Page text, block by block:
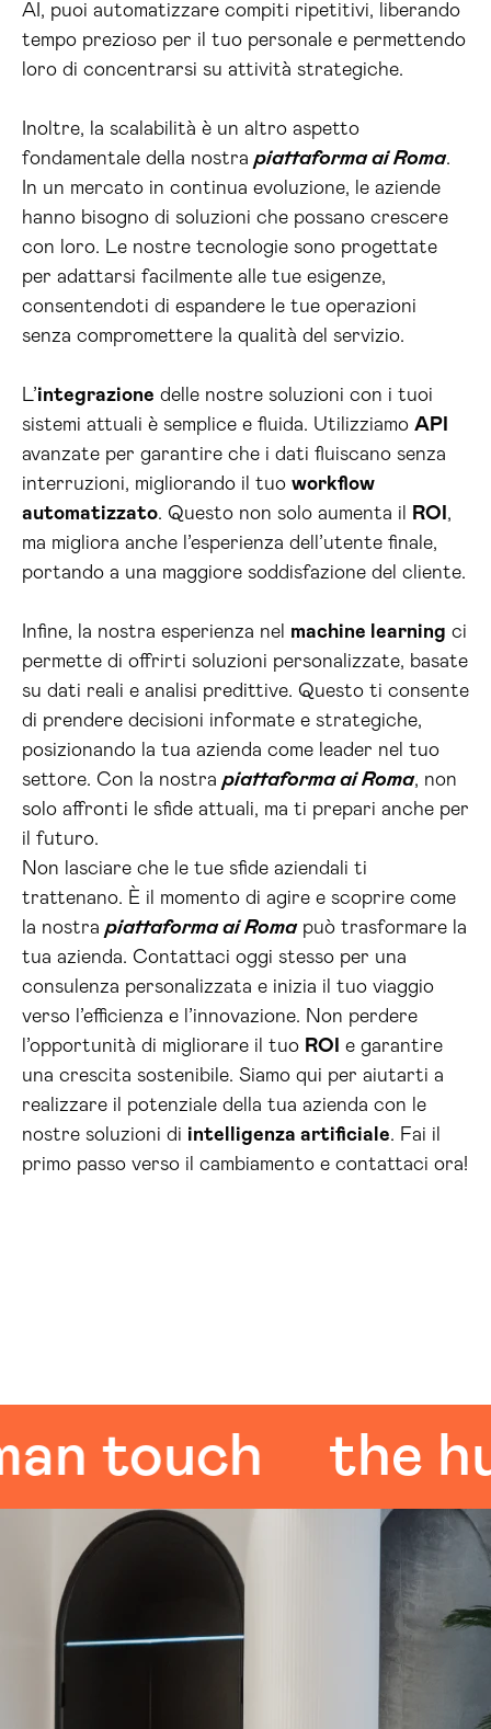
AI, puoi automatizzare compiti ripetitivi, liberando
tempo prezioso per il tuo personale e permettendo
loro di concentrarsi su attività strategiche.
Inoltre, la scalabilità è un altro aspetto
fondamentale della nostra piattaforma ai Roma.
In un mercato in continua evoluzione, le aziende
hanno bisogno di soluzioni che possano crescere
con loro. Le nostre tecnologie sono progettate
per adattarsi facilmente alle tue esigenze,
consentendoti di espandere le tue operazioni
senza compromettere la qualità del servizio.
L’integrazione delle nostre soluzioni con i tuoi
sistemi attuali è semplice e fluida. Utilizziamo API
avanzate per garantire che i dati fluiscano senza
interruzioni, migliorando il tuo workflow
automatizzato. Questo non solo aumenta il ROI ,
ma migliora anche l’esperienza dell’utente finale,
portando a una maggiore soddisfazione del cliente.
Infine, la nostra esperienza nel machine learning ci
permette di offrirti soluzioni personalizzate, basate
su dati reali e analisi predittive. Questo ti consente
di prendere decisioni informate e strategiche,
posizionando la tua azienda come leader nel tuo
settore. Con la nostra piattaforma ai Roma, non
solo affronti le sfide attuali, ma ti prepari anche per
il futuro.
Non lasciare che le tue sfide aziendali ti
trattenano. È il momento di agire e scoprire come
la nostra piattaforma ai Romapuò trasformare la
tua azienda. Contattaci oggi stesso per una
consulenza personalizzata e inizia il tuo viaggio
verso l’efficienza e l’innovazione. Non perdere
l’opportunità di migliorare il tuo ROI
e garantire
una crescita sostenibile. Siamo qui per aiutarti a
realizzare il potenziale della tua azienda con le
nostre soluzioni di intelligenza artificiale. Fai il
primo passo verso il cambiamento e contattaci ora!
the